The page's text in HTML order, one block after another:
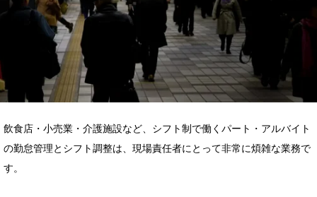
飲食店・小売業・介護施設など、シフト制で働くパート・アルバイト
の勤怠管理とシフト調整は、現場責任者にとって非常に煩雑な業務で
す。